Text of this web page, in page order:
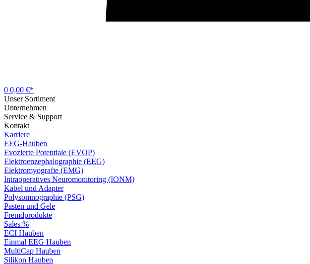
0 0,00 €*
Unser Sortiment
Unternehmen
Service & Support
Kontakt
Karriere
EEG-Hauben
Evozierte Potentiale (EVOP)
Elektroenzephalographie (EEG)
Elektromyografie (EMG)
Intraoperatives Neuromonitoring (IONM)
Kabel und Adapter
Polysomnographie (PSG)
Pasten und Gele
Fremdprodukte
Sales %
ECI Hauben
Einmal EEG Hauben
MultiCap Hauben
Silikon Hauben